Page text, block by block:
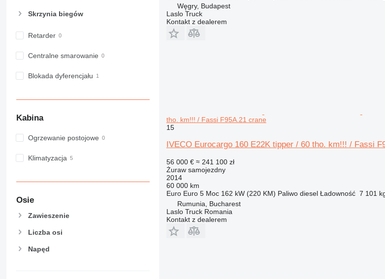
Skrzynia biegów
Retarder
Centralne smarowanie
Blokada dyferencjału
Kabina
Ogrzewanie postojowe
Klimatyzacja
Osie
Zawieszenie
Liczba osi
Napęd
Węgry, Budapest
Laslo Truck
Kontakt z dealerem
tho. km!!! / Fassi F95A.21 crane
15
IVECO Eurocargo 160 E22K tipper / 60 tho. km!!! / Fassi
56 000 € ≈ 241 100 zł
Żuraw samojezdny
2014
60 000 km
Euro Euro 5 Moc 162 kW (220 KM) Paliwo diesel Ładowność 7 101
Rumunia, Bucharest
Laslo Truck Romania
Kontakt z dealerem